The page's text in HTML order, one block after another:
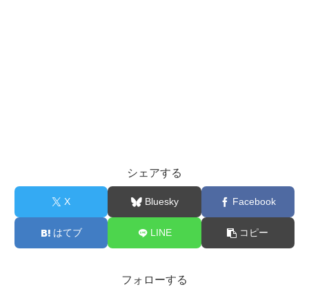
シェアする
X Bluesky Facebook
はてブ LINE コピー
フォローする